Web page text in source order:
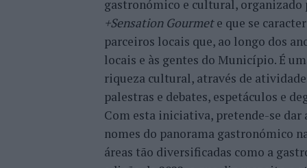
gastronómico e cultural, organizado
+Sensation Gourmete que se
parceiros locais que, ao longo dos
locais e às gentes do Município. É
riqueza cultural, através de
palestras e debates, espetáculos e
Com esta iniciativa, pretende-se
nomes do panorama gastronómico
áreas tão diversificadas como a